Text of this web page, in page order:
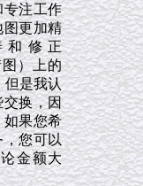
注工作
更加精
修正
）上的
但是我认
换，因
果您希
您可以
金额大